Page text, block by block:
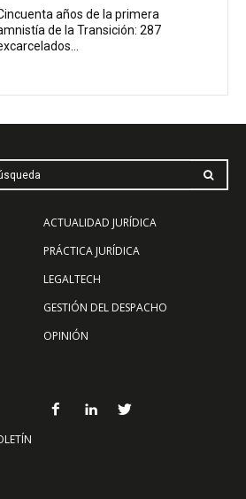
años de la primera
de la Transición: 287
ACTUALIDAD JURÍDICA
PRÁCTICA JURÍDICA
LEGALTECH
GESTIÓN DEL DESPACHO
OPINIÓN